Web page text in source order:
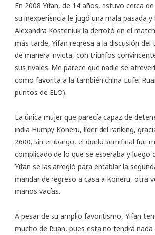
En 2008 Yifan, de 14 años, estuvo cerca
su inexperiencia le jugó una mala pasada y
Alexandra Kosteniuk la derrotó en el
más tarde, Yifan regresa a la discusión del
de manera invicta, con triunfos
sus rivales. Me parece que nadie se
como favorita a la también china Lufei
puntos de ELO).
La única mujer que parecía capaz de
india Humpy Koneru, líder del ranking,
2600; sin embargo, el duelo semifinal fue
complicado de lo que se esperaba y luego
Yifan se las arregló para entablar la
mandar de regreso a casa a Koneru, otra
manos vacías.
A pesar de su amplio favoritismo, Yifan
mucho de Ruan, pues esta no tendrá nada